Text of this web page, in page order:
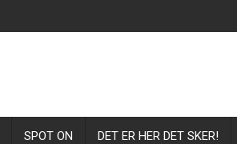
SPOT ON DET ER HER DET SKER!